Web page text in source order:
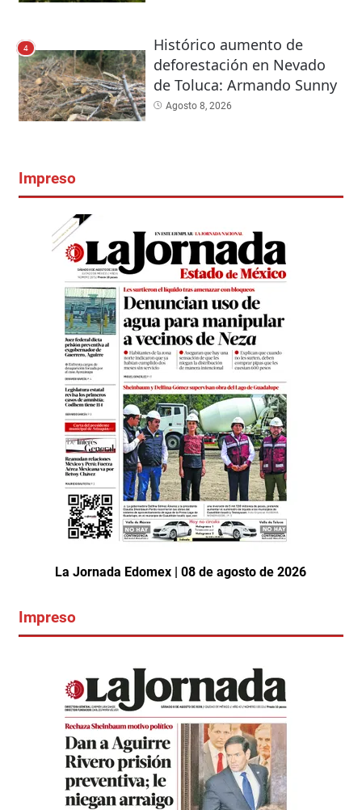
4
Histórico aumento de
deforestación en Nevado
de Toluca: Armando Sunny
Agosto 8, 2026
Impreso
La Jornada Edomex | 08 de agosto de 2026
Impreso